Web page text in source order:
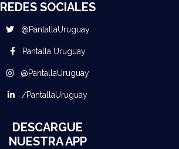
REDES SOCIALES
@PantallaUruguay
Pantalla Uruguay
@PantallaUruguay
/PantallaUruguay
DESCARGUE
NUESTRA APP